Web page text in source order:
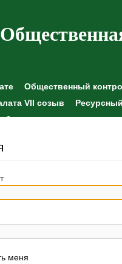
Общественный
VII созыв
меня